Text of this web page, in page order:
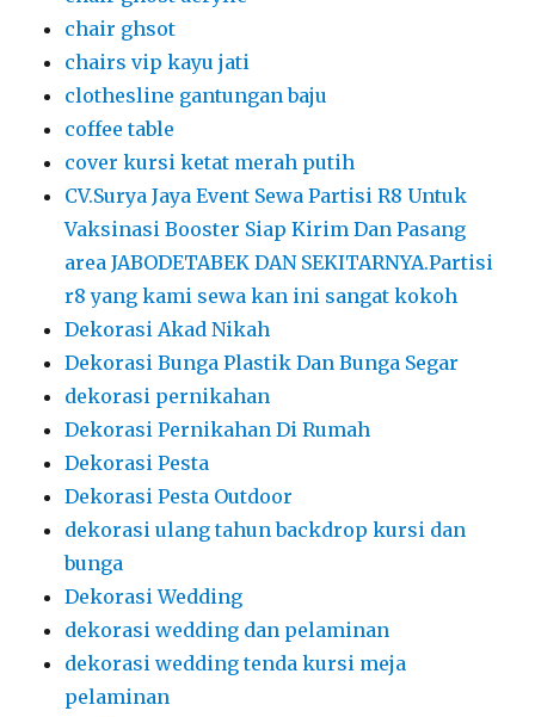
chair ghsot
chairs vip kayu jati
clothesline gantungan baju
coffee table
cover kursi ketat merah putih
CV.Surya Jaya Event Sewa Partisi R8 Untuk
Vaksinasi Booster Siap Kirim Dan Pasang
area JABODETABEK DAN SEKITARNYA.Partisi
r8 yang kami sewa kan ini sangat kokoh
Dekorasi Akad Nikah
Dekorasi Bunga Plastik Dan Bunga Segar
dekorasi pernikahan
Dekorasi Pernikahan Di Rumah
Dekorasi Pesta
Dekorasi Pesta Outdoor
dekorasi ulang tahun backdrop kursi dan
bunga
Dekorasi Wedding
dekorasi wedding dan pelaminan
dekorasi wedding tenda kursi meja
pelaminan